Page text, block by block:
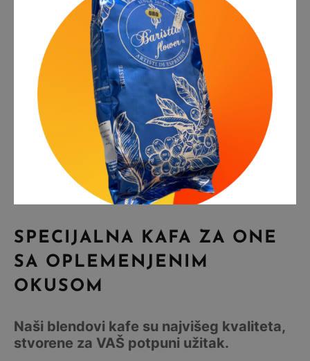
SPECIJALNA KAFA ZA ONE
SA OPLEMENJENIM
OKUSOM
Naši blendovi kafe su najvišeg kvaliteta,
stvorene za VAŠ potpuni užitak.